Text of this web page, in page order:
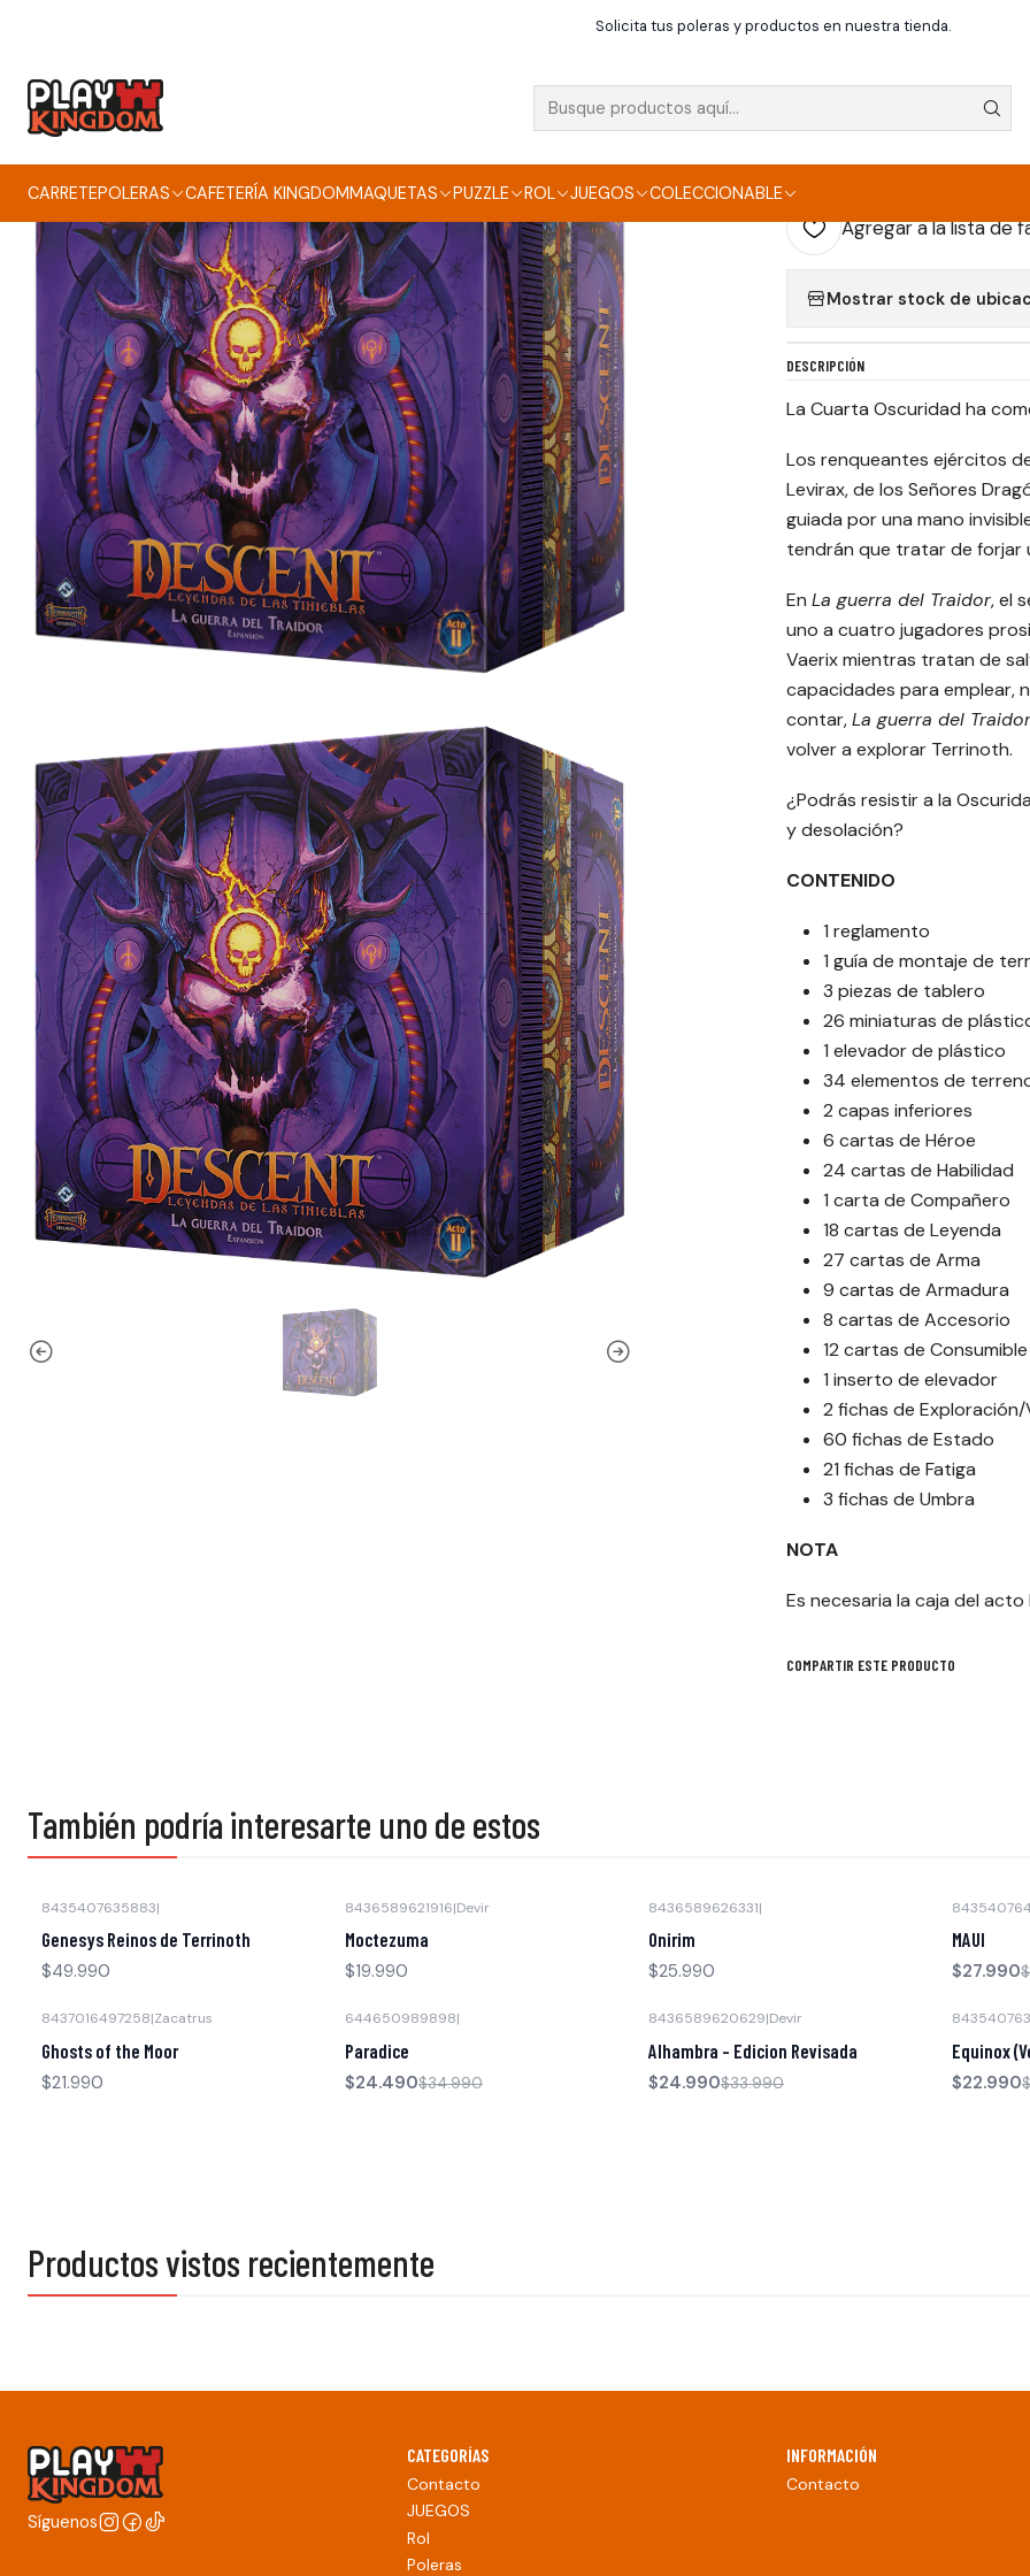
CARRETEPOLERAS CAFETERÍA KINGDOMMAQUETAS PUZZLE ROL JUEGOS COLECCIONABLE
Solicita tus poleras y productos en nuestra tienda.
Juegos de mesa Descent Leyendas de las Tinieblas: La Guerra del
DESCENT
TRAIDOR
Agregar a la lista de
Mostrar stock de
DESCRIPCIÓN
La Cuarta Oscuridad ha
Los renqueantes ejércitos
Levirax, de los Señores
guiada por una mano
tendrán que tratar de forjar
En La guerra del Traidor, el
uno a cuatro jugadores
Vaerix mientras tratan de
capacidades para emplear,
contar,La guerra del
volver a explorar Terrinoth.
¿Podrás resistir a la
y desolación?
CONTENIDO
1 reglamento
1 guía de montaje de
3 piezas de tablero
26 miniaturas de
1 elevador de plástico
34 elementos de
2 capas inferiores
6 cartas de Héroe
24 cartas de Habilidad
1 carta de Compañero
18 cartas de Leyenda
27 cartas de Arma
9 cartas de Armadura
8 cartas de Accesorio
12 cartas de Consumible
1 inserto de elevador
2 fichas de
60 fichas de Estado
21 fichas de Fatiga
3 fichas de Umbra
NOTA
Es necesaria la caja del acto
COMPARTIR ESTE PRODUCTO
También podría interesarte uno de estos
8435407635883|
Genesys Reinos de Terrinoth
$49.990
8436589621916|Devir
Moctezuma
$19.990
8436589626331|
Onirim
$25.990
MAUI
$27.990
8437016497258|Zacatrus
Ghosts of the Moor
$21.990
644650989898|
Paradice
$24.490$34.990
8436589620629|Devir
Alhambra - Edicion Revisada
$24.990$33.990
Equinox
$22.990
Productos vistos recientemente
Síguenos
CATEGORÍAS
Contacto
JUEGOS
Rol
Poleras
INFORMACIÓN
Contacto